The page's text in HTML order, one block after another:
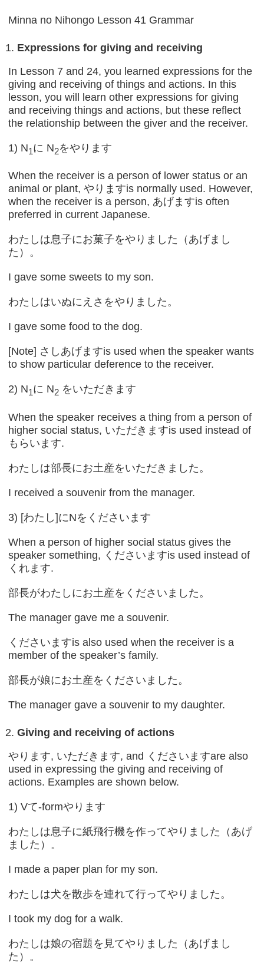
Minna no Nihongo Lesson 41 Grammar
Expressions for giving and receiving
In Lesson 7 and 24, you learned expressions for the
giving and receiving of things and actions. In this
lesson, you will learn other expressions for giving
and receiving things and actions, but these reflect
the relationship between the giver and the receiver.
1) N1 に N2をやります
When the receiver is a person of lower status or an
animal or plant, やりますis normally used. However,
when the receiver is a person, あげますis often
preferred in current Japanese.
わたしは息子にお菓子をやりました（あげまし
た）。
I gave some sweets to my son.
わたしはいぬにえさをやりました。
I gave some food to the dog.
[Note] さしあげますis used when the speaker wants
to show particular deference to the receiver.
2) N1に N2 をいただきます
When the speaker receives a thing from a person of
higher social status, いただきますis used instead of
もらいます.
わたしは部長にお土産をいただきました。
I received a souvenir from the manager.
3) [わたし]にNをくださいます
When a person of higher social status gives the
speaker something, くださいますis used instead of
くれます.
部長がわたしにお土産をくださいました。
The manager gave me a souvenir.
くださいますis also used when the receiver is a
member of the speaker’s family.
部長が娘にお土産をくださいました。
The manager gave a souvenir to my daughter.
Giving and receiving of actions
やります, いただきます, and くださいますare also
used in expressing the giving and receiving of
actions. Examples are shown below.
1) Vて-formやります
わたしは息子に紙飛行機を作ってやりました（あげ
ました）。
I made a paper plan for my son.
わたしは犬を散歩を連れて行ってやりました。
I took my dog for a walk.
わたしは娘の宿題を見てやりました（あげまし
た）。